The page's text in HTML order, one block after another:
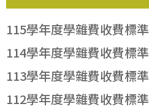
115學年度學雜費收費標準
114學年度學雜費收費標準
113學年度學雜費收費標準
112學年度學雜費收費標準